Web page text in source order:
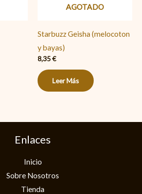
AGOTADO
Starbuzz Geisha (melocoton
y bayas)
8,35€
Leer Más
Enlaces
Inicio
Sobre Nosotros
Tienda